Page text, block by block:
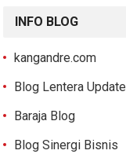
INFO BLOG
kangandre.com
Blog Lentera Update
Baraja Blog
Blog Sinergi Bisnis